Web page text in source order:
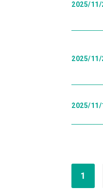
2025/11/
2025/11/
2025/11/
1